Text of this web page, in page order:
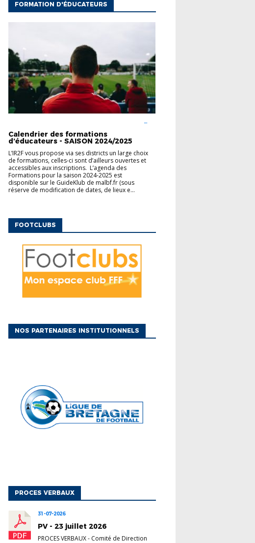
FORMATION D'ÉDUCATEURS
Calendrier des formations
d’éducateurs - SAISON 2024/2025
L’IR2F vous propose via ses districts un large choix
de formations, celles-ci sont d’ailleurs ouvertes et
accessibles aux inscriptions. L’agenda des
Formations pour la saison 2024-2025 est
disponible sur le GuideKlub de malbf.fr (sous
réserve de modification de dates, de lieux e...
FOOTCLUBS
NOS PARTENAIRES INSTITUTIONNELS
PROCES VERBAUX
31-07-2026
PV - 23 juillet 2026
PROCES VERBAUX- Comité de Direction